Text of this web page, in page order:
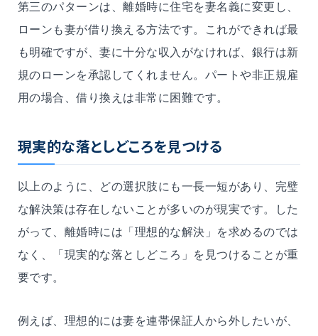
第三のパターンは、離婚時に住宅を妻名義に変更し、
ローンも妻が借り換える方法です。これができれば最
も明確ですが、妻に十分な収入がなければ、銀行は新
規のローンを承認してくれません。パートや非正規雇
用の場合、借り換えは非常に困難です。
現実的な落としどころを見つける
以上のように、どの選択肢にも一長一短があり、完璧
な解決策は存在しないことが多いのが現実です。した
がって、離婚時には「理想的な解決」を求めるのでは
なく、「現実的な落としどころ」を見つけることが重
要です。
例えば、理想的には妻を連帯保証人から外したいが、